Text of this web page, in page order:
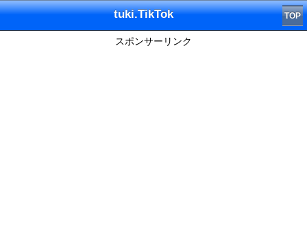
tuki.TikTok TOP
スポンサーリンク